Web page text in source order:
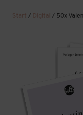
Start / Digital / 50x